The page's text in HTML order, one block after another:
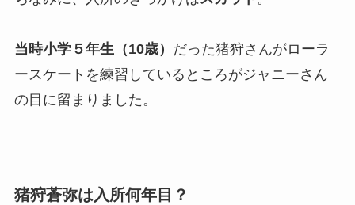
い曲はコレ！男女別の歌いやすい
曲や本人映像の曲紹介！
当時小学５年生（10歳） だった猪狩さんがローラ
ースケートを練習しているところがジャニーさん
の目に留まりました。
猪狩蒼弥は入所何年目？